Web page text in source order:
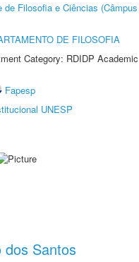
de Filosofia e Ciências
DE FILOSOFIA
Category: RDIDP Academic
Fapesp
UNESP
dos Santos